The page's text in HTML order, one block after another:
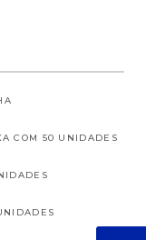
COM 50 UNIDADES